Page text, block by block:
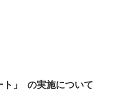
ト」 の実施について